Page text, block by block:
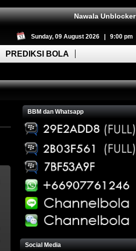
Nawala Unblocker
Sunday, 09 August 2026 | 9:00 pm
PREDIKSI BOLA
BBM dan Whatsapp
Social Media